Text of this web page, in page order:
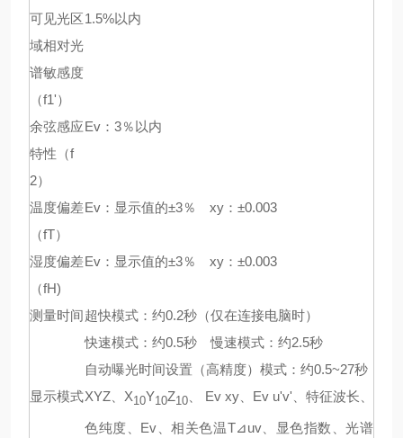
可见光区
域相对光
谱敏感度
（f1'）
1.5%以内
余弦感应
特性（f
2）
Ev：3％以内
温度偏差
（fT）
Ev：显示值的±3％ xy：±0.003
湿度偏差
（fH)
Ev：显示值的±3％ xy：±0.003
测量时间超快模式：约0.2秒（仅在连接电脑时）
快速模式：约0.5秒 慢速模式：约2.5秒
自动曝光时间设置（高精度）模式：约0.5~27秒
显示模式XYZ、X10Y10Z10 、 Ev xy、Ev u'v'、特征波长、
色纯度、Ev、相关色温T⊿uv、显色指数、光谱